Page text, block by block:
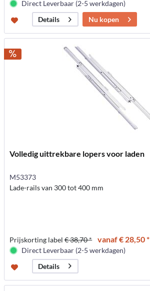
Direct Leverbaar (2-5 werkdagen)
Details
Nu kopen
Volledig uittrekbare lopers voor laden
M53373
Lade-rails van 300 tot 400 mm
Prijskorting label€ 38,70 * vanaf € 28,50 *
Direct Leverbaar (2-5 werkdagen)
Details